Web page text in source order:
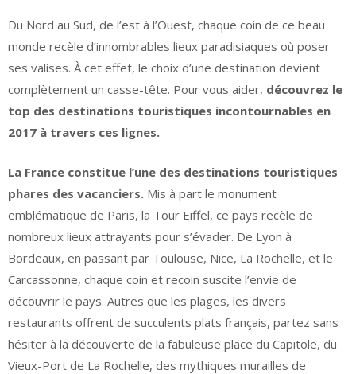
Du Nord au Sud, de l’est à l’Ouest, chaque coin de ce beau
monde recèle d’innombrables lieux paradisiaques où poser
ses valises. À cet effet, le choix d’une destination devient
complètement un casse-tête. Pour vous aider, découvrez le
top des destinations touristiques incontournables en
2017 à travers ces lignes.
La France constitue l’une des destinations touristiques
phares des vacanciers. Mis à part le monument
emblématique de Paris, la Tour Eiffel, ce pays recèle de
nombreux lieux attrayants pour s’évader. De Lyon à
Bordeaux, en passant par Toulouse, Nice, La Rochelle, et le
Carcassonne, chaque coin et recoin suscite l’envie de
découvrir le pays. Autres que les plages, les divers
restaurants offrent de succulents plats français, partez sans
hésiter à la découverte de la fabuleuse place du Capitole, du
Vieux-Port de La Rochelle, des mythiques murailles de